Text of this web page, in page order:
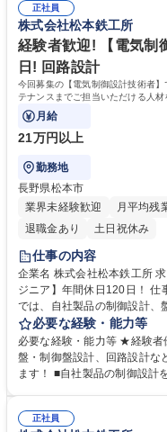
「見積積算」「受注」「受注
決に向けた提案」業務を行っていただきます
学力： 資格：第一種運転免許
正社員
株式会社松本鉄工所
経験者歓迎! 【電気制
日! 回路設計
今回募集の【電気制御設計技術者
テナンスまでご担当いただける人材
月給
21万円以上
勤務地
長野県松本市
業界未経験歓迎
月平均残
退職金あり
土日祝休み
仕事の内容
企業名 株式会社松本鉄工所 求人名 ★経験者歓迎！★【電気制御設計エン
ジニア】年間休日120日！ 仕事の内容 今回募集の【電気制御設計技術者】
では、自社製品の制御設計、
いただける人材を募集します。 以下の業務をお任せします。 食品メー
ー・廃棄物処理プラントに納
・お客様との仕様調整検討 ・
ス 募集職種 ★経験者歓迎！★【電気制御設計エンジニア】年間休日120
必要な経験・能力等
必要な経験・能力等 ★経験
盤・制御盤設計、回路設計な
ます！ ■自社製品の制御設計をご担当いただきます。 制御シーケンス設
作、組立、メンテナンス実務
正社員